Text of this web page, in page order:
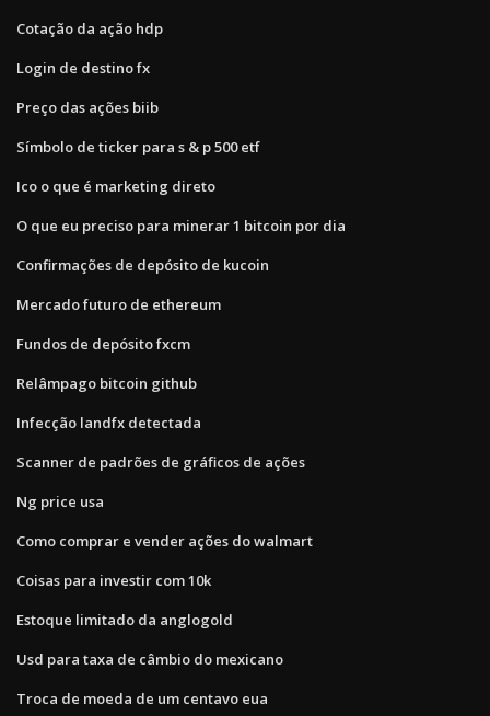
Cotação da ação hdp
Login de destino fx
Preço das ações biib
Símbolo de ticker para s & p 500 etf
Ico o que é marketing direto
O que eu preciso para minerar 1 bitcoin por dia
Confirmações de depósito de kucoin
Mercado futuro de ethereum
Fundos de depósito fxcm
Relâmpago bitcoin github
Infecção landfx detectada
Scanner de padrões de gráficos de ações
Ng price usa
Como comprar e vender ações do walmart
Coisas para investir com 10k
Estoque limitado da anglogold
Usd para taxa de câmbio do mexicano
Troca de moeda de um centavo eua